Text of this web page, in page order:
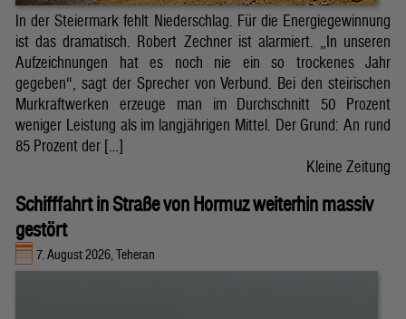
In der Steiermark fehlt Niederschlag. Für die Energiegewinnung
ist das dramatisch. Robert Zechner ist alarmiert. „In unseren
Aufzeichnungen hat es noch nie ein so trockenes Jahr
gegeben“, sagt der Sprecher von Verbund. Bei den steirischen
Murkraftwerken erzeuge man im Durchschnitt 50 Prozent
weniger Leistung als im langjährigen Mittel. Der Grund: An rund
85 Prozent der […]
Kleine Zeitung
Schifffahrt in Straße von Hormuz weiterhin massiv
gestört
7. August 2026, Teheran